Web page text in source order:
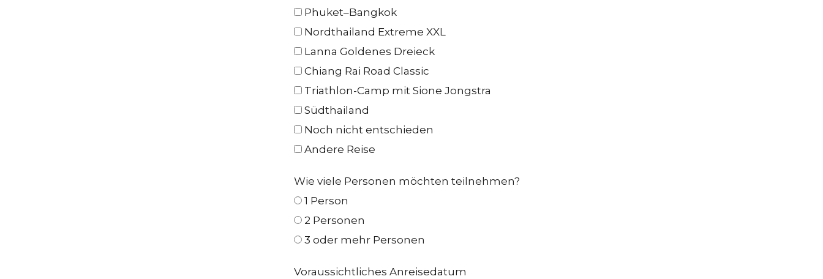
Phuket–Bangkok
Nordthailand Extreme XXL
Lanna Goldenes Dreieck
Chiang Rai Road Classic
Triathlon-Camp mit Sione Jongstra
Südthailand
Noch nicht entschieden
Andere Reise
Wie viele Personen möchten teilnehmen?
1 Person
2 Personen
3 oder mehr Personen
Voraussichtliches Anreisedatum